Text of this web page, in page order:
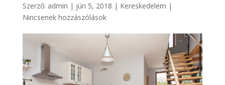
Szerző: admin | jún 5, 2018 | Kereskedelem |
Nincsenek hozzászólások